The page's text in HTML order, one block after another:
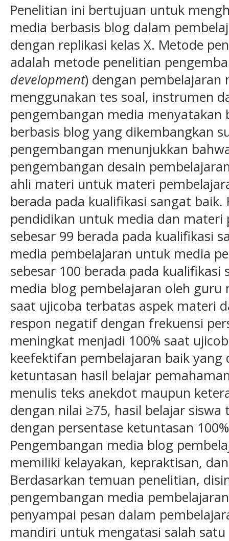
Penelitian ini bertujuan untuk
media berbasis blog dalam
dengan replikasi kelas X. Metode
adalah metode penelitian
development) dengan pembelajaran
menggunakan tes soal, instrumen
pengembangan media menyatakan
berbasis blog yang dikembangkan
pengembangan menunjukkan
pengembangan desain
ahli materi untuk materi
berada pada kualifikasi sangat
pendidikan untuk media dan materi
sebesar 99 berada pada kualifikasi
media pembelajaran untuk media
sebesar 100 berada pada kualifikasi
media blog pembelajaran oleh
saat ujicoba terbatas aspek materi
respon negatif dengan frekuensi
meningkat menjadi 100% saat
keefektifan pembelajaran baik yang
ketuntasan hasil belajar
menulis teks anekdot maupun
dengan nilai ≥75, hasil belajar siswa
dengan persentase ketuntasan
Pengembangan media blog
memiliki kelayakan, kepraktisan,
Berdasarkan temuan penelitian,
pengembangan media
penyampai pesan dalam
mandiri untuk mengatasi salah